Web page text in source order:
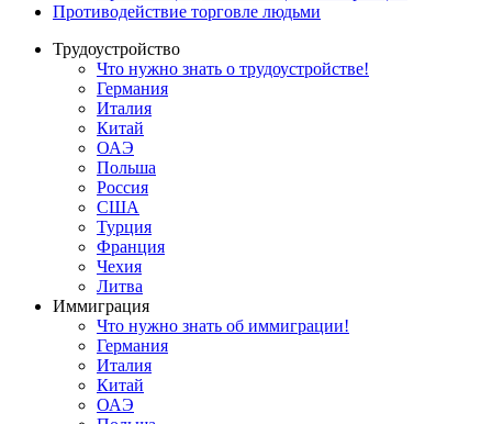
Противодействие торговле людьми
Трудоустройство
Что нужно знать о трудоустройстве!
Германия
Италия
Китай
ОАЭ
Польша
Россия
США
Турция
Франция
Чехия
Литва
Иммиграция
Что нужно знать об иммиграции!
Германия
Италия
Китай
ОАЭ